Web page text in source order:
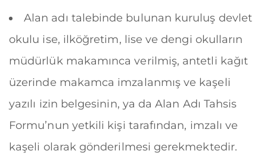
Alan adı talebinde bulunan kuruluş devlet
okulu ise, ilköğretim, lise ve dengi okulların
müdürlük makamınca verilmiş, antetli kağıt
üzerinde makamca imzalanmış ve kaşeli
yazılı izin belgesinin, ya da Alan Adı Tahsis
Formu’nun yetkili kişi tarafından, imzalı ve
kaşeli olarak gönderilmesi gerekmektedir.